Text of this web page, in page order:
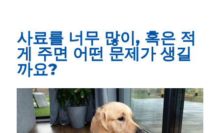
사료를 너무 많이, 혹은 적
게 주면 어떤 문제가 생길
까요?